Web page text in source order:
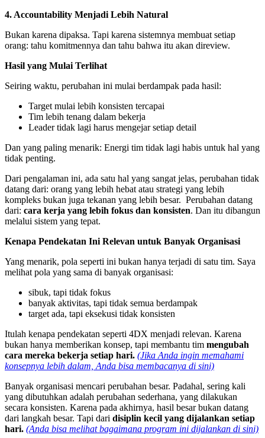
4. Accountability Menjadi Lebih Natural
Bukan karena dipaksa. Tapi karena sistemnya membuat setiap
orang: tahu komitmennya dan tahu bahwa itu akan direview.
Hasil yang Mulai Terlihat
Seiring waktu, perubahan ini mulai berdampak pada hasil:
Target mulai lebih konsisten tercapai
Tim lebih tenang dalam bekerja
Leader tidak lagi harus mengejar setiap detail
Dan yang paling menarik: Energi tim tidak lagi habis untuk hal yang
tidak penting.
Dari pengalaman ini, ada satu hal yang sangat jelas, perubahan tidak
datang dari: orang yang lebih hebat atau strategi yang lebih
kompleks bukan juga tekanan yang lebih besar. Perubahan datang
dari: cara kerja yang lebih fokus dan konsisten. Dan itu dibangun
melalui sistem yang tepat.
Kenapa Pendekatan Ini Relevan untuk Banyak Organisasi
Yang menarik, pola seperti ini bukan hanya terjadi di satu tim. Saya
melihat pola yang sama di banyak organisasi:
sibuk, tapi tidak fokus
banyak aktivitas, tapi tidak semua berdampak
target ada, tapi eksekusi tidak konsisten
Itulah kenapa pendekatan seperti 4DX menjadi relevan. Karena
bukan hanya memberikan konsep, tapi membantu tim mengubah
cara mereka bekerja setiap hari. (Jika Anda ingin memahami
konsepnya lebih dalam, Anda bisa membacanya di sini)
Banyak organisasi mencari perubahan besar. Padahal, sering kali
yang dibutuhkan adalah perubahan sederhana, yang dilakukan
secara konsisten. Karena pada akhirnya, hasil besar bukan datang
dari langkah besar. Tapi dari disiplin kecil yang dijalankan setiap
hari. (Anda bisa melihat bagaimana program ini dijalankan di sini)